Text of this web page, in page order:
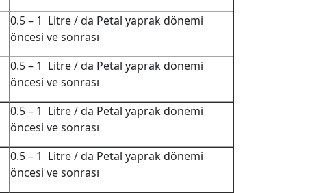
0.5 – 1 Litre / da Petal yaprak dönemi
öncesi ve sonrası
0.5 – 1 Litre / da Petal yaprak dönemi
öncesi ve sonrası
0.5 – 1 Litre / da Petal yaprak dönemi
öncesi ve sonrası
0.5 – 1 Litre / da Petal yaprak dönemi
öncesi ve sonrası